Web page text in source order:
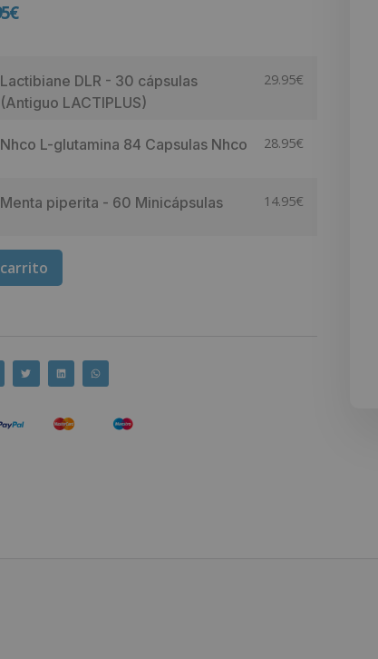
€
Lactibiane DLR - 30 cápsulas
(Antiguo LACTIPLUS)
29.95€
Nhco L-glutamina 84 Capsulas Nhco 28.95€
Menta piperita - 60 Minicápsulas 14.95€